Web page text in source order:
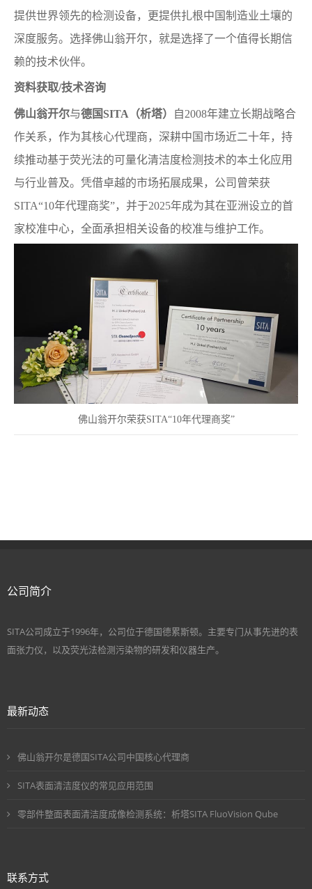
提供世界领先的检测设备，更提供扎根中国制造业土壤的
深度服务。选择佛山翁开尔，就是选择了一个值得长期信
赖的技术伙伴。
资料获取/技术咨询
佛山翁开尔与德国SITA（析塔）
自2008年建立长期战略合
作关系，作为其核心代理商，深耕中国市场近二十年，持
续推动基于荧光法的可量化清洁度检测技术的本土化应用
与行业普及。凭借卓越的市场拓展成果，公司曾荣获
SITA“10年代理商奖”，并于2025年成为其在亚洲设立的首
家校准中心，全面承担相关设备的校准与维护工作。
佛山翁开尔荣获SITA“10年代理商奖”
公司简介
SITA公司成立于1996年，公司位于德国德累斯顿。主要专门从事先进的表
面张力仪，以及荧光法检测污染物的研发和仪器生产。
最新动态
佛山翁开尔是德国SITA公司中国核心代理商
SITA表面清洁度仪的常见应用范围
零部件整面表面清洁度成像检测系统：析塔SITA FluoVision Qube
联系方式